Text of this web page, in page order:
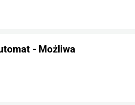
- Możliwa